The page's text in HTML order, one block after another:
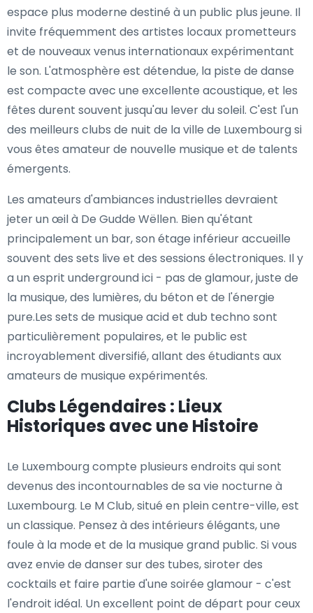
espace plus moderne destiné à un public plus jeune. Il
invite fréquemment des artistes locaux prometteurs
et de nouveaux venus internationaux expérimentant
le son. L'atmosphère est détendue, la piste de danse
est compacte avec une excellente acoustique, et les
fêtes durent souvent jusqu'au lever du soleil. C'est l'un
des meilleurs clubs de nuit de la ville de Luxembourg si
vous êtes amateur de nouvelle musique et de talents
émergents.
Les amateurs d'ambiances industrielles devraient
jeter un œil à De Gudde Wëllen. Bien qu'étant
principalement un bar, son étage inférieur accueille
souvent des sets live et des sessions électroniques. Il y
a un esprit underground ici - pas de glamour, juste de
la musique, des lumières, du béton et de l'énergie
pure.Les sets de musique acid et dub techno sont
particulièrement populaires, et le public est
incroyablement diversifié, allant des étudiants aux
amateurs de musique expérimentés.
Clubs Légendaires : Lieux
Historiques avec une Histoire
Le Luxembourg compte plusieurs endroits qui sont
devenus des incontournables de sa vie nocturne à
Luxembourg. Le M Club, situé en plein centre-ville, est
un classique. Pensez à des intérieurs élégants, une
foule à la mode et de la musique grand public. Si vous
avez envie de danser sur des tubes, siroter des
cocktails et faire partie d'une soirée glamour - c'est
l'endroit idéal. Un excellent point de départ pour ceux